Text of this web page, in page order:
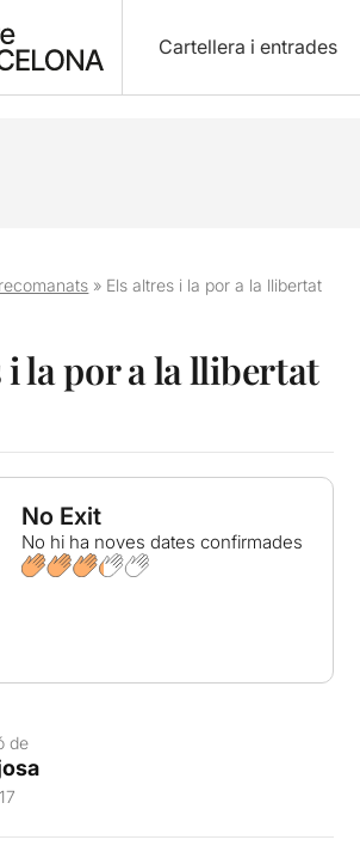
Cartellera i entrades
» Els altres i la por a la llibertat
i la por a la llibertat
No Exit
No hi ha noves dates confirmades
de